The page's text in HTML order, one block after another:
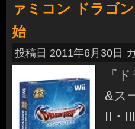
ァミコン ドラゴ
始
投稿日 2011年6月30日
『
&ス
II・